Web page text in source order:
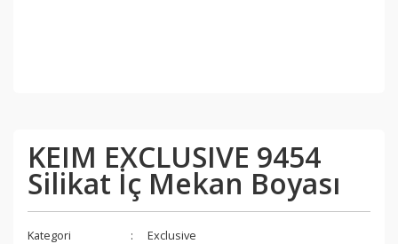
KEIM EXCLUSIVE 9454
Silikat İç Mekan Boyası
Kategori
Exclusive